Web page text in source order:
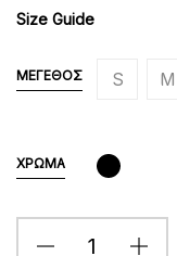
Size Guide
ΜΈΓΕΘΟΣ S M
ΧΡΏΜΑ